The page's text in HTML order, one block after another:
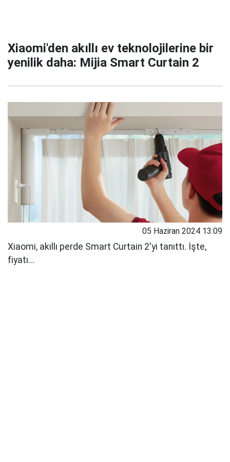
Xiaomi'den akıllı ev teknolojilerine bir
yenilik daha: Mijia Smart Curtain 2
05 Haziran 2024 13:09
Xiaomi, akıllı perde Smart Curtain 2'yi tanıttı. İşte,
fiyatı...